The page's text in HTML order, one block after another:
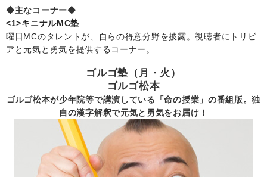
◆主なコーナー◆
<1>キニナルMC塾
曜日MCのタレントが、自らの得意分野を披露。視聴者にトリビ
アと元気と勇気を提供するコーナー。
ゴルゴ塾（月・火）
ゴルゴ松本
ゴルゴ松本が少年院等で講演している「命の授業」の番組版。独
自の漢字解釈で元気と勇気をお届け！